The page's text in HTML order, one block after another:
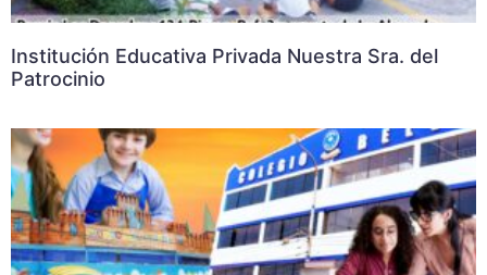
Institución Educativa Privada Nuestra Sra. del
Patrocinio